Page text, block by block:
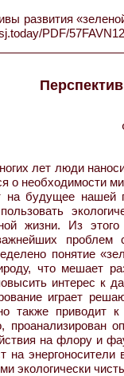
развития
PDF/
лет люди
о необходимости
на будущее
жизни. Из
проблем
понятие
что мешает
интерес к
играет
также приводит
проанализирован
на флору и
на
экологически